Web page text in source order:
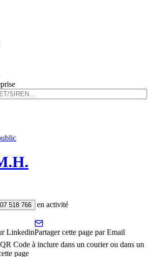
518 766
en activité
LinkedinPartager cette page par Email
Code à inclure dans un courier ou dans un
page